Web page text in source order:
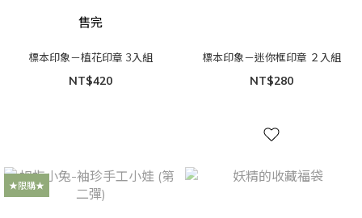
售完
標本印象－植花印章 3入組
NT$420
標本印象－迷你框印章 ２入組
NT$280
★限購★